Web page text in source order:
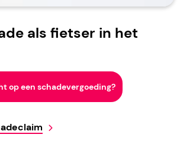
als fietser in het
op een schadevergoeding?